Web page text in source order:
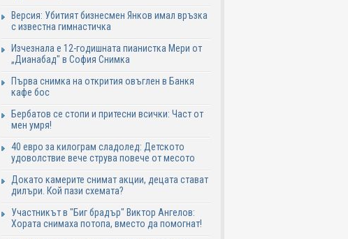
Версия: Убитият бизнесмен Янков имал връзка
с известна гимнастичка
Изчезнала е 12-годишната пианистка Мери от
„Дианабад" в София Снимка
Първа снимка на открития овъглен в Банкя
кафе бос
Бербатов се стопи и притесни всички: Част от
мен умря!
40 евро за килограм сладолед: Детското
удоволствие вече струва повече от месото
Докато камерите снимат акции, децата стават
дилъри. Кой пази схемата?
Участникът в "Биг брадър" Виктор Ангелов:
Хората снимаха потопа, вместо да помогнат!